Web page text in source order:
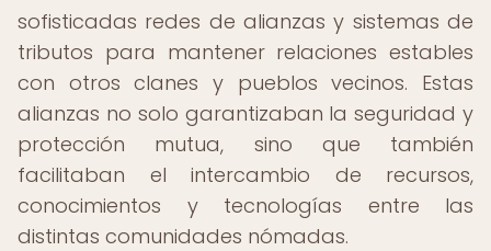
sofisticadas redes de alianzas y sistemas de
tributos para mantener relaciones estables
con otros clanes y pueblos vecinos. Estas
alianzas no solo garantizaban la seguridad y
protección mutua, sino que también
facilitaban el intercambio de recursos,
conocimientos y tecnologías entre las
distintas comunidades nómadas.